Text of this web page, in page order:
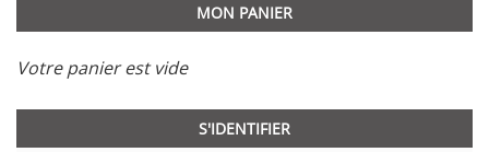
MON PANIER
Votre panier est vide
S'IDENTIFIER